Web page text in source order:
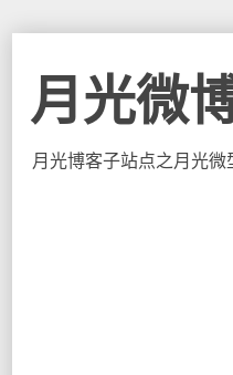
月光微
月光博客子站点之月光微